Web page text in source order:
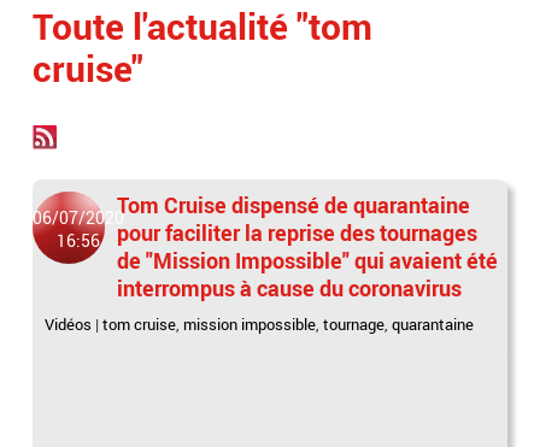
Toute l'actualité "tom
cruise"
06/07/2020
16:56
Tom Cruise dispensé de quarantaine
pour faciliter la reprise des tournages
de "Mission Impossible" qui avaient été
interrompus à cause du coronavirus
Vidéos |tom cruise, mission impossible,tournage,quarantaine